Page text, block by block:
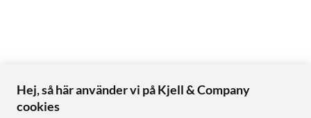
Hej, så här använder vi på Kjell & Company
cookies